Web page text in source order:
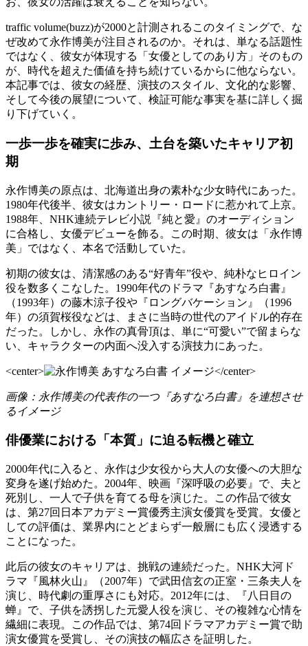
traffic volume(buzz)が2000と計測されるこのタイミングで、な
ぜ改めて永作博美が注目されるのか。それは、単なる話題性
ではなく、彼女が体現する「女優としてのあり方」そのもの
が、時代を超えた価値を持ち続けているからに他ならない。
本記事では、彼女の経歴、演技のスタイル、文化的な影響、
そして今後の展望について、検証可能な事実を基に詳しく掘
り下げていく。
一歩一歩を確実に歩み、土台を築いたキャリア初
期
永作博美の原点は、北海道出身の素朴な少女時代にあった。
1980年代後半、彼女はカントリー・ロードに惹かれて上京。
1988年、NHK連続テレビ小説『純と愛』のオーディション
に合格し、女優デビューを飾る。この时期、彼女は「永作博
美」ではなく、本名で活動していた。
初期の彼女は、清潔感のある“好青年”役や、純朴なヒロイン
役を数多くこなした。1990年代のドラマ『あすなろ白書』
（1993年）の藤木涼子役や『ロングバケーション』（1996
年）の須賀桜役などは、まさに当時の世代のアイドル的存在
だった。しかし、永作の真骨頂は、単に“可愛い”で留まらな
い、キャラクターの内面へ没入する演技力にあった。
<center> </center>
画像：永作博美の代表作の一つ『あすなろ白書』を連想させ
るイメージ
俳優業における「本質」に迫る転機と確立
2000年代に入ると、永作は少女役から大人の女優への大胆な
変身を遂げ始めた。2004年、映画『深呼吸の必要』で、夫と
死別し、一人で子供を育てる母を演じた。この作品で彼女
は、第27回日本アカデミー賞優秀主演女優賞を受賞。女優と
しての評価は、業界内にとどまらず一般層にも広く浸透する
ことになった。
此后の彼女のキャリアは、挑戦の連続だった。NHK大河ド
ラマ『風林火山』（2007年）で武田信玄の正室・三条夫人を
演じ、時代劇の重厚さにも対応。2012年には、『八日目の
蝉』で、子供を誘拐した元愛人役を演じ、その複雑な心情を
繊細に表現。この作品では、第74回ドラマアカデミー賞で助
演女優賞を受賞し、その演技の幅広さを証明した。